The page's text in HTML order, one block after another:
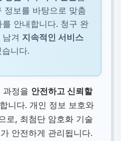
정보를 바탕으로 맞춤
안내합니다. 청구 완
겨 지속적인 서비스
니다.
과정을 안전하고 신뢰할
니다. 개인 정보 보호와
로, 최첨단 암호화 기술
안전하게 관리됩니다.